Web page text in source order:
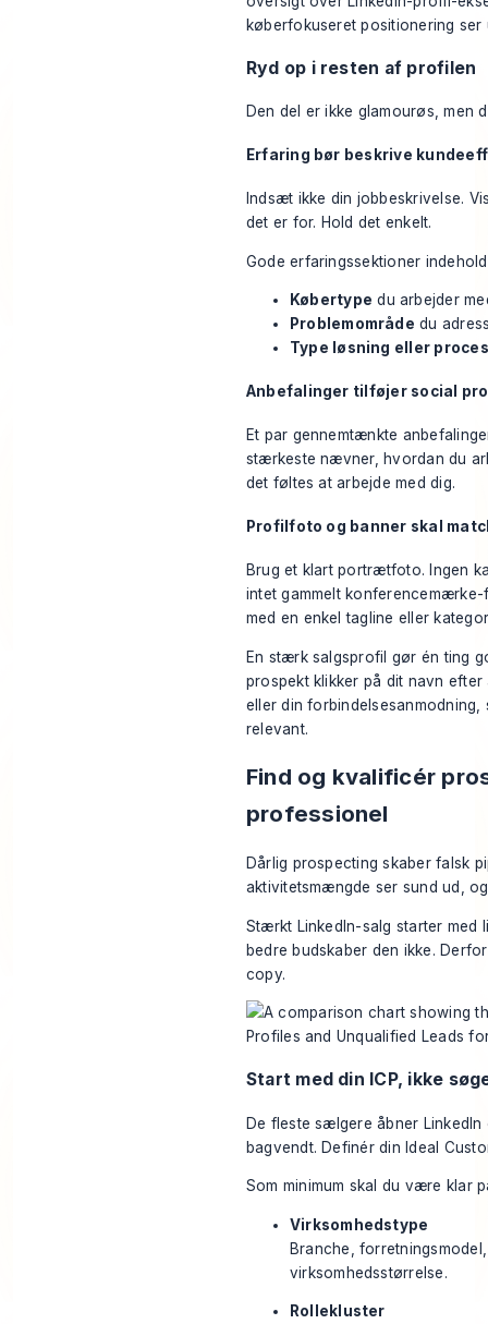
køberfokuseret positionering ser
Ryd op i resten af profilen
Den del er ikke glamourøs, men
Erfaring bør beskrive
Indsæt ikke din jobbeskrivelse.
det er for. Hold det enkelt.
Gode erfaringssektioner
Købertype du arbejder
Problemområde du
Type løsning eller proces
Anbefalinger tilføjer social
Et par gennemtænkte
stærkeste nævner, hvordan du
det føltes at arbejde med dig.
Profilfoto og banner skal
Brug et klart portrætfoto. Ingen
intet gammelt
med en enkel tagline eller
En stærk salgsprofil gør én ting
prospekt klikker på dit navn
eller din
relevant.
Find og kvalificér
professionel
Dårlig prospecting skaber falsk
aktivitetsmængde ser sund ud,
Stærkt LinkedIn-salg starter med
bedre budskaber den ikke.
copy.
Start med din ICP, ikke
De fleste sælgere åbner
bagvendt. Definér din Ideal
Som minimum skal du være klar
Virksomhedstype
Branche,
virksomhedsstørrelse.
Rollekluster